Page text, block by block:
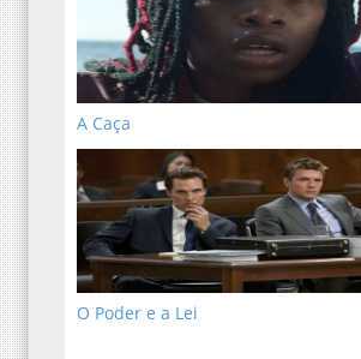
A Caça
O Poder e a Lei